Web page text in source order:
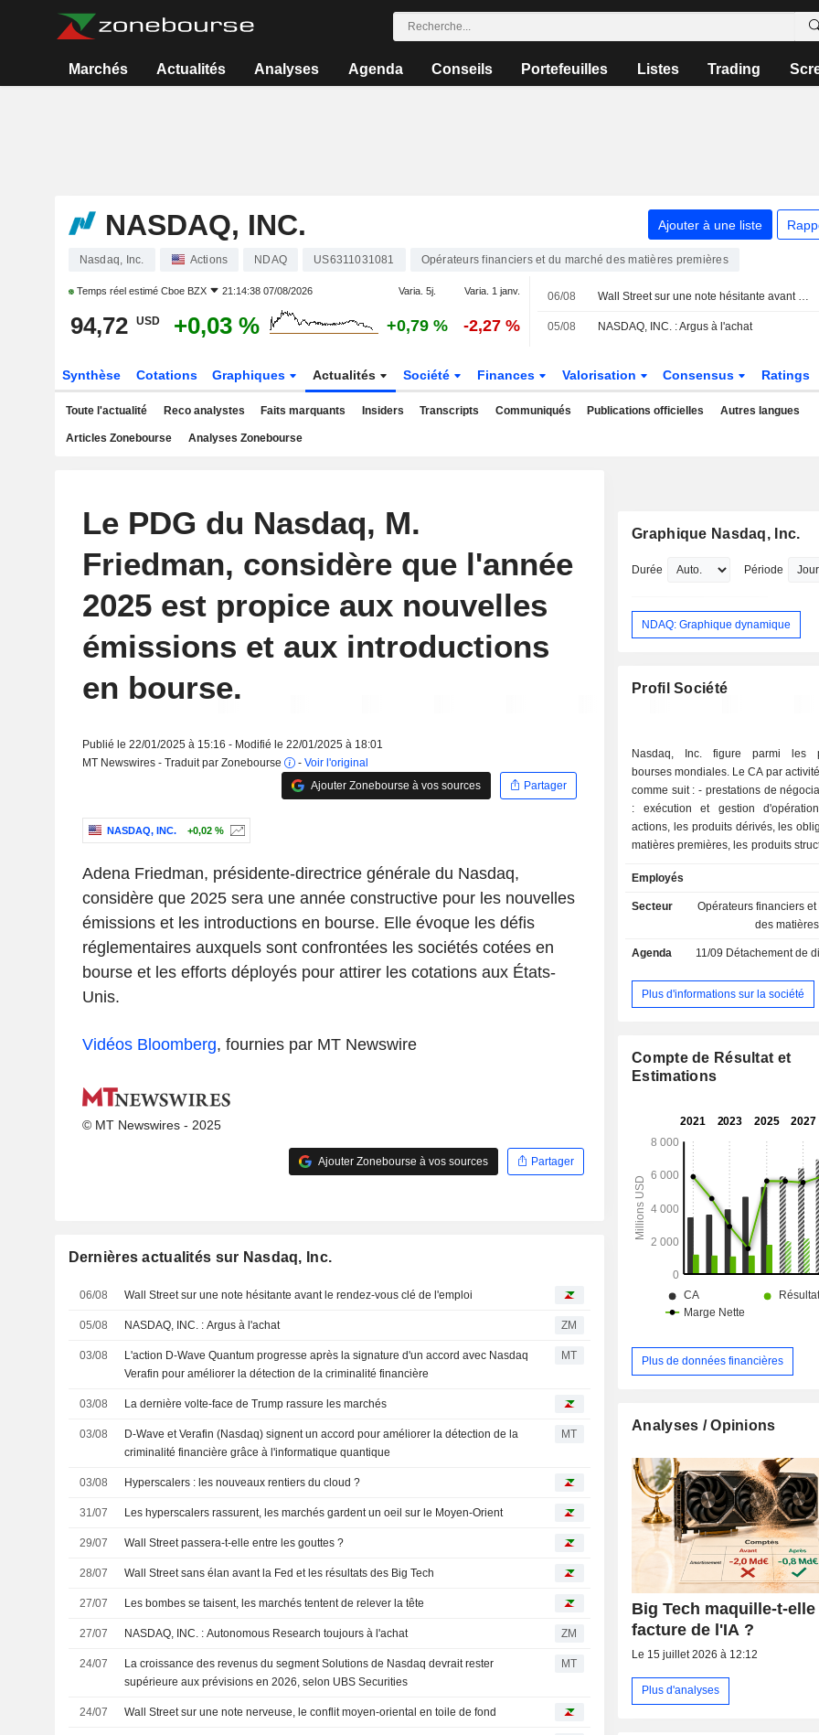
Marchés Actualités Analyses Agenda Conseils Portefeuilles Listes Trading
NASDAQ, INC. Ajouter à une liste
Nasdaq, Inc. Actions NDAQ US6311031081 Opérateurs financiers et du marché des matières premières
Temps réel estimé Cboe BZX 21:14:38 07/08/2026 Varia. 5j. Varia. 1 janv.
94,72 USD +0,03 % +0,79 % -2,27 %
06/08 Wall Street sur une note hésitante avant le rendez-vous clé de l'emploi
05/08 NASDAQ, INC. : Argus à l'achat
Synthèse Cotations Graphiques Actualités Société Finances Valorisation Consensus Ratings
Toute l'actualité Reco analystes Faits marquants Insiders Transcripts Communiqués Publications officielles Autres langues
Articles Zonebourse Analyses Zonebourse
Le PDG du Nasdaq, M.
Friedman, considère que l'année
2025 est propice aux nouvelles
émissions et aux introductions
en bourse.
Publié le 22/01/2025 à 15:16 - Modifié le 22/01/2025 à 18:01
MT Newswires - Traduit par Zonebourse
- Voir l'original
Ajouter Zonebourse à vos sources
Partager
NASDAQ, INC. +0,02 %
Adena Friedman, présidente-directrice générale du Nasdaq,
considère que 2025 sera une année constructive pour les nouvelles
émissions et les introductions en bourse. Elle évoque les défis
réglementaires auxquels sont confrontées les sociétés cotées en
bourse et les efforts déployés pour attirer les cotations aux États-
Unis.
Vidéos Bloomberg, fournies par MT Newswire
© MT Newswires - 2025
Ajouter Zonebourse à vos sources Partager
Dernières actualités sur Nasdaq, Inc.
06/08 Wall Street sur une note hésitante avant le rendez-vous clé de l'emploi
05/08 NASDAQ, INC. : Argus à l'achat ZM
03/08
L'action D-Wave Quantum progresse après la signature d'un accord avec Nasdaq
Verafin pour améliorer la détection de la criminalité financière
MT
03/08 La dernière volte-face de Trump rassure les marchés
03/08
D-Wave et Verafin (Nasdaq) signent un accord pour améliorer la détection de la
criminalité financière grâce à l'informatique quantique
MT
03/08 Hyperscalers : les nouveaux rentiers du cloud ?
31/07 Les hyperscalers rassurent, les marchés gardent un oeil sur le Moyen-Orient
29/07 Wall Street passera-t-elle entre les gouttes ?
28/07 Wall Street sans élan avant la Fed et les résultats des Big Tech
27/07 Les bombes se taisent, les marchés tentent de relever la tête
27/07 NASDAQ, INC. : Autonomous Research toujours à l'achat ZM
24/07
La croissance des revenus du segment Solutions de Nasdaq devrait rester
supérieure aux prévisions en 2026, selon UBS Securities
MT
24/07 Wall Street sur une note nerveuse, le conflit moyen-oriental en toile de fond
Graphique Nasdaq, Inc.
Durée Période
NDAQ: Graphique dynamique
Profil Société
Nasdaq, Inc. figure parmi les
bourses mondiales. Le CA par
comme suit : - prestations de négociation (51%)
: exécution et gestion
actions, les produits dérivés, les
matières premières, les produits
de marché (25,9%) ; - vente de logiciels de
marché (22,4%). En outre, le
des solutions de courtage, de
surveillance et de diffusion
Employés
Secteur
Opérateurs financiers et
des
Agenda 11/09 Détachement de
Plus d'informations sur la société
Compte de Résultat et
Estimations
Plus de données financières
Analyses / Opinions
Big Tech maquille-t-elle
facture de l'IA ?
Le 15 juillet 2026 à 12:12
Plus d'analyses